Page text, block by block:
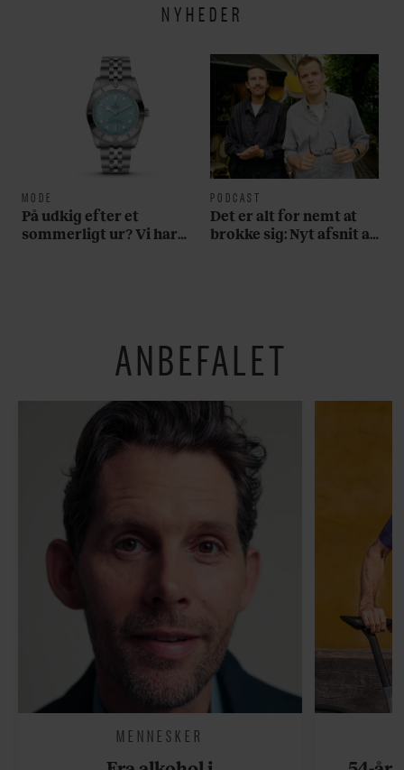
NYHEDER
MODE
På udkig efter et
sommerligt ur? Vi har
PODCAST
Det er alt for nemt at
brokke sig: Nyt afsnit af
ANBEFALET
MENNESKER